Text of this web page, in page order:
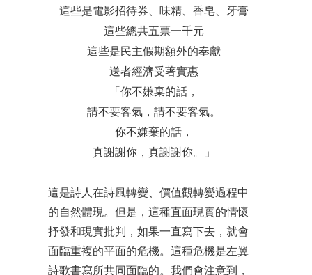
這些是電影招待券、味精、香皂、牙膏
這些總共五票一千元
這些是民主假期額外的奉獻
送者經濟受著實惠
「你不嫌棄的話，
請不要客氣，請不要客氣。
你不嫌棄的話，
真謝謝你，真謝謝你。」
這是詩人在詩風轉變、價值觀轉變過程中
的自然體現。但是，這種直面現實的情懷
抒發和現實批判，如果一直寫下去，就會
面臨重複的平面的危機。這種危機是左翼
詩歌書寫所共同面臨的。我們會注意到，